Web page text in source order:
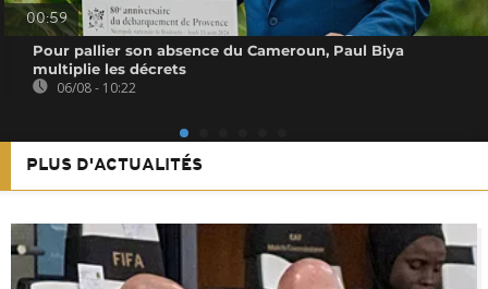
00:59
Pour pallier son absence du Cameroun, Paul Biya
multiplie les décrets
06/08 - 10:22
PLUS D'ACTUALITÉS